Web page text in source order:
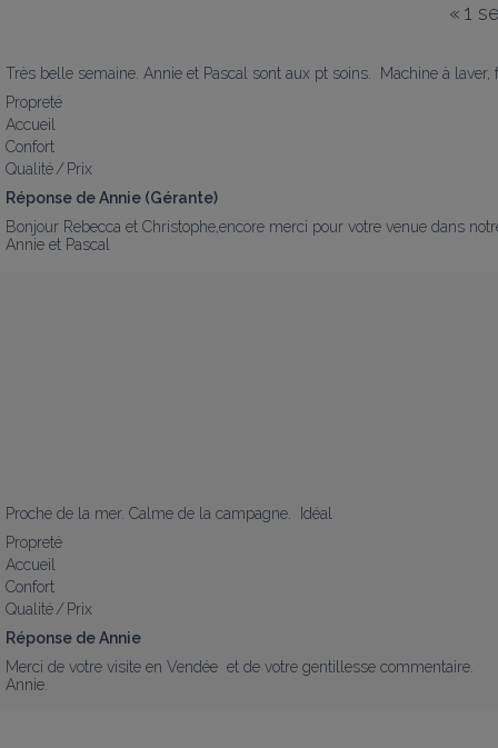
« 1
Très belle semaine. Annie et Pascal sont aux pt soins.  Machine à
Propreté
Accueil
Confort
Qualité / Prix
Réponse de Annie (Gérante)
Bonjour Rebecca et Christophe,encore merci pour votre venue dans
Annie et Pascal
Proche de la mer. Calme de la campagne.  Idéal
Propreté
Accueil
Confort
Qualité / Prix
Réponse de Annie
Merci de votre visite en Vendée  et de votre gentillesse commentaire.
Annie.